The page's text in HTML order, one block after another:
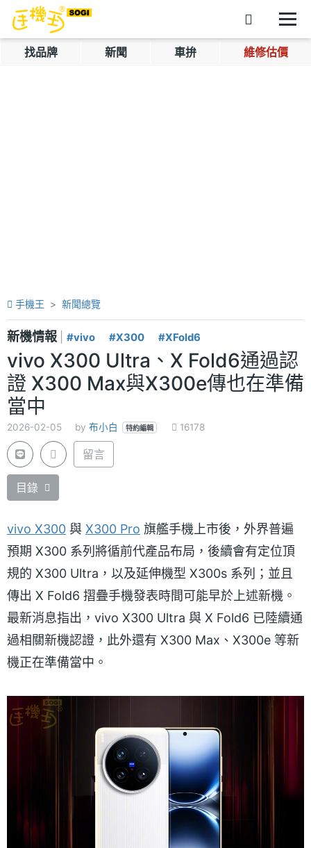
找品牌 新聞 車拚 維修估價
手機王 新聞總覽
新機情報 #vivo #X300 #XFold6
vivo X300 Ultra、X Fold6通過認
證 X300 Max與X300e傳也在準備
當中
2026-02-05 by 布小白 特約編輯 16178
留言
目錄
vivo X300 與 X300 Pro 旗艦手機上市後，外界普遍
預期 X300 系列將循前代產品布局，後續會有定位頂
規的 X300 Ultra，以及延伸機型 X300s 系列；並且
傳出 X Fold6 摺疊手機發表時間可能早於上述新機。
最新消息指出，vivo X300 Ultra 與 X Fold6 已陸續通
過相關新機認證，此外還有 X300 Max、X300e 等新
機正在準備當中。